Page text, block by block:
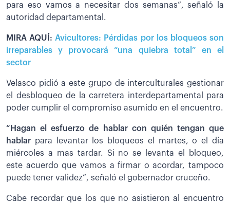
para eso vamos a necesitar dos semanas”, señaló la
autoridad departamental.
MIRA AQUÍ: Avicultores: Pérdidas por los bloqueos son
irreparables y provocará “una quiebra total” en el
sector
Velasco pidió a este grupo de interculturales gestionar
el desbloqueo de la carretera interdepartamental para
poder cumplir el compromiso asumido en el encuentro.
“Hagan el esfuerzo de hablar con quién tengan que
hablar para levantar los bloqueos el martes, o el día
miércoles a mas tardar. Si no se levanta el bloqueo,
este acuerdo que vamos a firmar o acordar, tampoco
puede tener validez”, señaló el gobernador cruceño.
Cabe recordar que los que no asistieron al encuentro